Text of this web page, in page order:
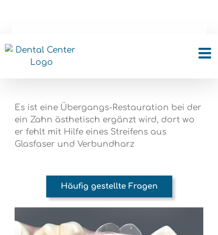
Provisorium mit
Glasfaserband
Es ist eine Übergangs-Restauration bei der
ein Zahn ästhetisch ergänzt wird, dort wo
er fehlt mit Hilfe eines Streifens aus
Glasfaser und Verbundharz
Häufig gestellte Fragen